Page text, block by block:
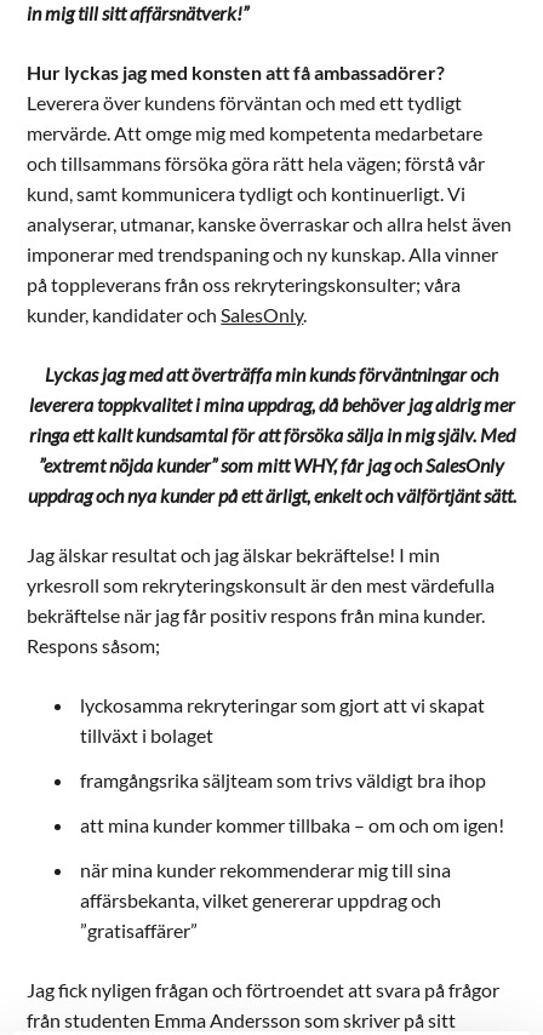
in mig till sitt affärsnätverk!”
Hur lyckas jag med konsten att få ambassadörer?
Leverera över kundens förväntan och med ett tydligt
mervärde. Att omge mig med kompetenta medarbetare
och tillsammans försöka göra rätt hela vägen; förstå vår
kund, samt kommunicera tydligt och kontinuerligt. Vi
analyserar, utmanar, kanske överraskar och allra helst även
imponerar med trendspaning och ny kunskap. Alla vinner
på toppleverans från oss rekryteringskonsulter; våra
kunder, kandidater ochSalesOnly.
Lyckas jag med att överträffa min kunds förväntningar och
leverera toppkvalitet i mina uppdrag, då behöver jag aldrig mer
ringa ett kallt kundsamtal för att försöka sälja in mig själv. Med
”extremt nöjda kunder” som mitt WHY, får jag och SalesOnly
uppdrag och nya kunder på ett ärligt, enkelt och välförtjänt sätt.
Jag älskar resultat och jag älskar bekräftelse! I min
yrkesroll som rekryteringskonsult är den mest värdefulla
bekräftelse när jag får positiv respons från mina kunder.
Respons såsom;
lyckosamma rekryteringar som gjort att vi skapat
tillväxt i bolaget
framgångsrika säljteam som trivs väldigt bra ihop
att mina kunder kommer tillbaka – om och om igen!
när mina kunder rekommenderar mig till sina
affärsbekanta, vilket genererar uppdrag och
”gratisaffärer”
Jag fick nyligen frågan och förtroendet att svara på frågor
från studenten Emma Andersson som skriver på sitt